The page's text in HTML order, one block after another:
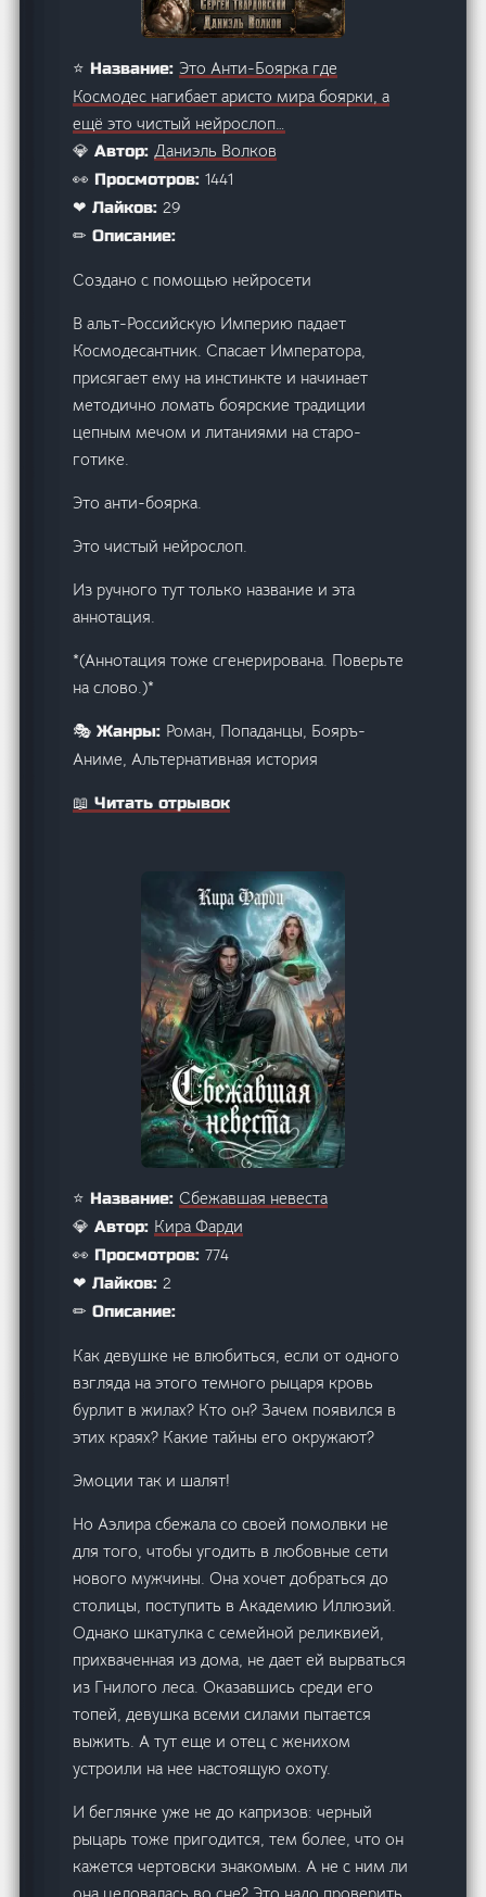
⭐ Название: Это Анти-Боярка где
Космодес нагибает аристо мира боярки, а
ещё это чистый нейрослоп…
💎 Автор: Даниэль Волков
👀 Просмотров:1441
❤ Лайков: 29
✏ Описание:
Создано с помощью нейросети
В альт-Российскую Империю падает
Космодесантник. Спасает Императора,
присягает ему на инстинкте и начинает
методично ломать боярские традиции
цепным мечом и литаниями на старо-
готике.
Это анти-боярка.
Это чистый нейрослоп.
Из ручного тут только название и эта
аннотация.
*(Аннотация тоже сгенерирована. Поверьте
на слово.)*
🎭 Жанры: Роман, Попаданцы, Бояръ-
Аниме, Альтернативная история
📖 Читать отрывок
⭐ Название:Сбежавшая невеста
💎 Автор: Кира Фарди
👀 Просмотров:774
❤ Лайков:2
✏ Описание:
Как девушке не влюбиться, если от одного
взгляда на этого темного рыцаря кровь
бурлит в жилах? Кто он? Зачем появился в
этих краях? Какие тайны его окружают?
Эмоции так и шалят!
Но Аэлира сбежала со своей помолвки не
для того, чтобы угодить в любовные сети
нового мужчины. Она хочет добраться до
столицы, поступить в Академию Иллюзий.
Однако шкатулка с семейной реликвией,
прихваченная из дома, не дает ей вырваться
из Гнилого леса. Оказавшись среди его
топей, девушка всеми силами пытается
выжить. А тут еще и отец с женихом
устроили на нее настоящую охоту.
И беглянке уже не до капризов: черный
рыцарь тоже пригодится, тем более, что он
кажется чертовски знакомым. А не с ним ли